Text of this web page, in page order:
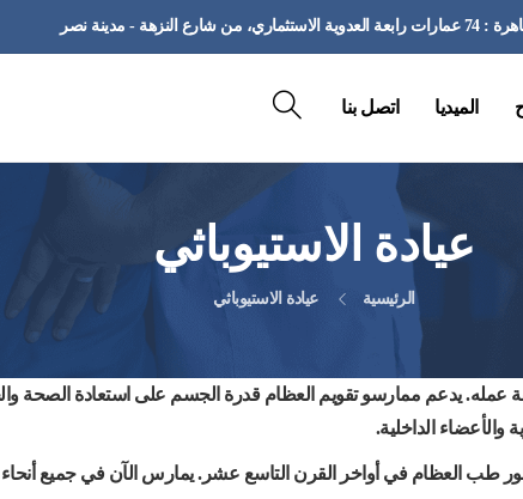
رابعة العدوية الاستثماري، من شارع النزهة - مدينة نصر
الميديا اتصل بنا
عيادة الاستيوباثي
الرئيسية عيادة الاستيوباثي
عمله. يدعم ممارسو تقويم العظام قدرة الجسم على استعادة الصحة
والأعضاء الداخلية.
طب العظام في أواخر القرن التاسع عشر. يمارس الآن في جميع